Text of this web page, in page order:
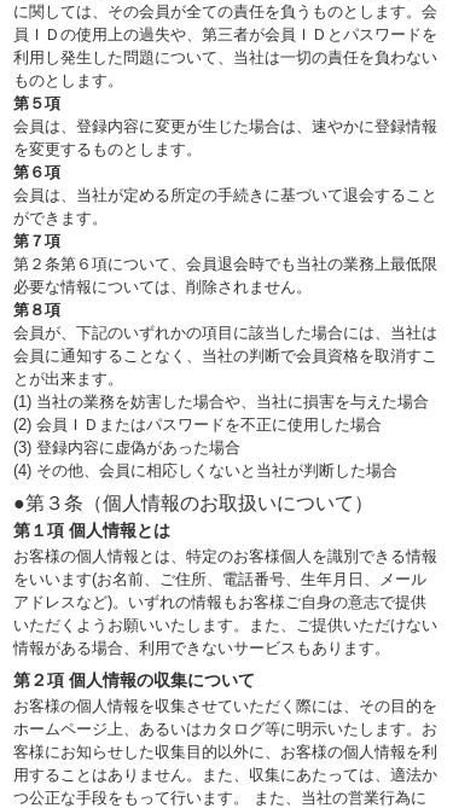
に関しては、その会員が全ての責任を負うものとします。会
員ＩＤの使用上の過失や、第三者が会員ＩＤとパスワードを
利用し発生した問題について、当社は一切の責任を負わない
ものとします。
第５項
会員は、登録内容に変更が生じた場合は、速やかに登録情報
を変更するものとします。
第６項
会員は、当社が定める所定の手続きに基づいて退会すること
ができます。
第７項
第２条第６項について、会員退会時でも当社の業務上最低限
必要な情報については、削除されません。
第８項
会員が、下記のいずれかの項目に該当した場合には、当社は
会員に通知することなく、当社の判断で会員資格を取消すこ
とが出来ます。
(1) 当社の業務を妨害した場合や、当社に損害を与えた場合
(2) 会員ＩＤまたはパスワードを不正に使用した場合
(3) 登録内容に虚偽があった場合
(4) その他、会員に相応しくないと当社が判断した場合
●第３条（個人情報のお取扱いについて）
第１項 個人情報とは
お客様の個人情報とは、特定のお客様個人を識別できる情報
をいいます(お名前、ご住所、電話番号、生年月日、メール
アドレスなど)。いずれの情報もお客様ご自身の意志で提供
いただくようお願いいたします。また、ご提供いただけない
情報がある場合、利用できないサービスもあります。
第２項 個人情報の収集について
お客様の個人情報を収集させていただく際には、その目的を
ホームページ上、あるいはカタログ等に明示いたします。お
客様にお知らせした収集目的以外に、お客様の個人情報を利
用することはありません。また、収集にあたっては、適法か
つ公正な手段をもって行います。 また、当社の営業行為に